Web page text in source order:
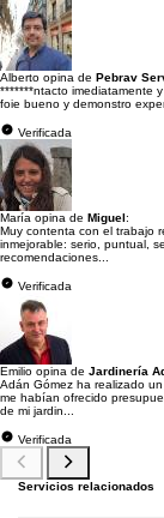
Alberto opina de Pebrav
*******ntacto imediatamente
foie bueno y demonstro
Verificada
María opina de Miguel:
Muy contenta con el trabajo
inmejorable: serio, puntual,
recomendaciones...
Verificada
Emilio opina de Jardinería
Adán Gómez ha realizado
me habían ofrecido
de mi jardin...
Verificada
Servicios relacionados